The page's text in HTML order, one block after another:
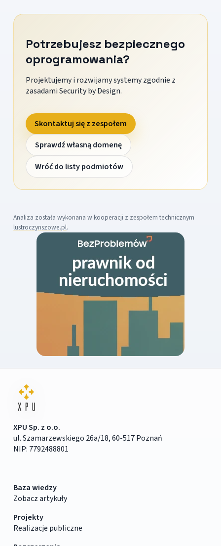
Potrzebujesz bezpiecznego
oprogramowania?
Projektujemy i rozwijamy systemy zgodnie z
zasadami Security by Design.
Skontaktuj się z zespołem
Sprawdź własną domenę
Wróć do listy podmiotów
Analiza została wykonana w kooperacji z zespołem technicznym
lustroczynszowe.pl.
XPU Sp. z o.o.
ul. Szamarzewskiego 26a/18, 60-517 Poznań
NIP: 7792488801
Baza wiedzy
Zobacz artykuły
Projekty
Realizacje publiczne